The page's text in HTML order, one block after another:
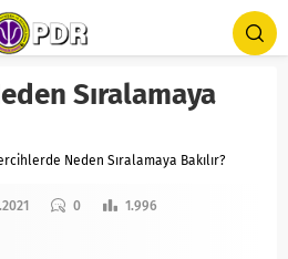
Sıralamaya
Neden Sıralamaya Bakılır?
0 1.996